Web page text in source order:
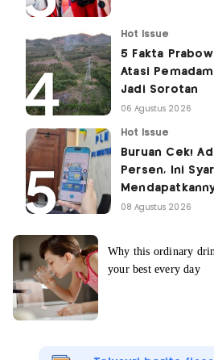
Hot Issue
5 Fakta
Atasi
Jadi Sorotan
06 Agustus 2026
Hot Issue
Buruan Cek!
Persen, Ini
08 Agustus 2026